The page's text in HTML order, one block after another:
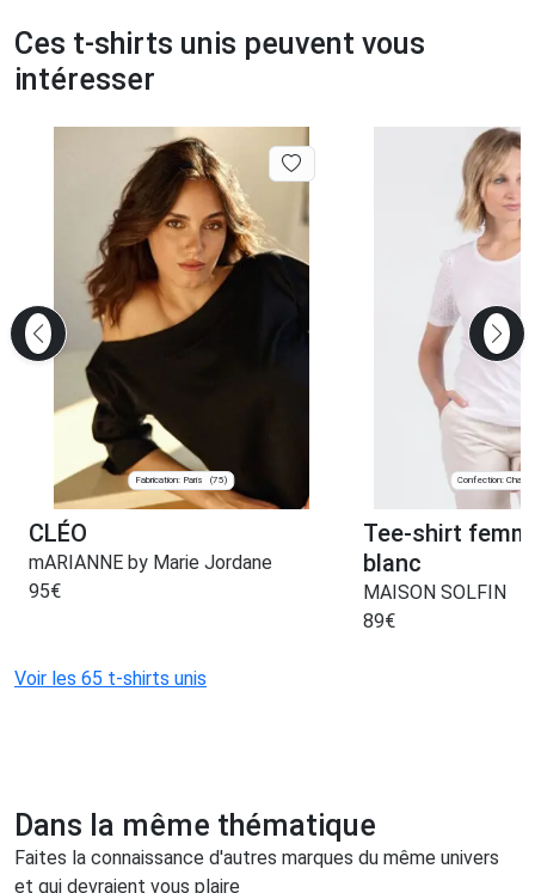
Ces t-shirts unis peuvent vous
intéresser
Fabrication: Paris (75)
CLÉO
mARIANNE by Marie Jordane
95€
Confection:
Tee-shirt
blanc
MAISON SOLFIN
89€
Voir les 65 t-shirts unis
Dans la même thématique
Faites la connaissance d'autres marques du même univers
et qui devraient vous plaire